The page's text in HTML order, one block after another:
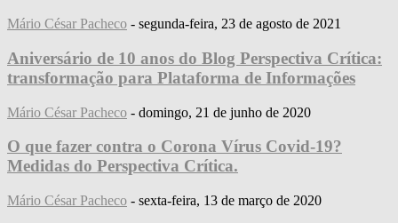
Mário César Pacheco - segunda-feira, 23 de agosto de 2021
Aniversário de 10 anos do Blog Perspectiva Crítica:
transformação para Plataforma de Informações
Mário César Pacheco - domingo, 21 de junho de 2020
O que fazer contra o Corona Vírus Covid-19?
Medidas do Perspectiva Crítica.
Mário César Pacheco - sexta-feira, 13 de março de 2020